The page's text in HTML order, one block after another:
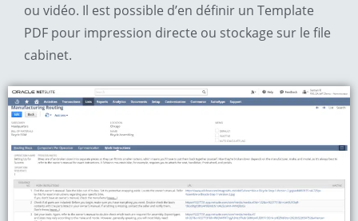
ou vidéo. Il est possible d’en définir un Template
PDF pour impression directe ou stockage sur le file
cabinet.